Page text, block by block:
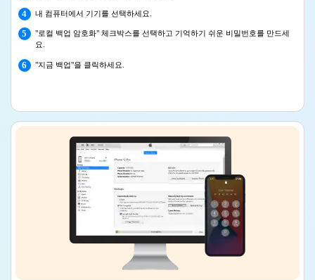
4 내 컴퓨터에서 기기를 선택하세요.
5
"로컬 백업 암호화" 체크박스를 선택하고 기억하기 쉬운 비밀번호를 만드세
요.
6 "지금 백업"을 클릭하세요.